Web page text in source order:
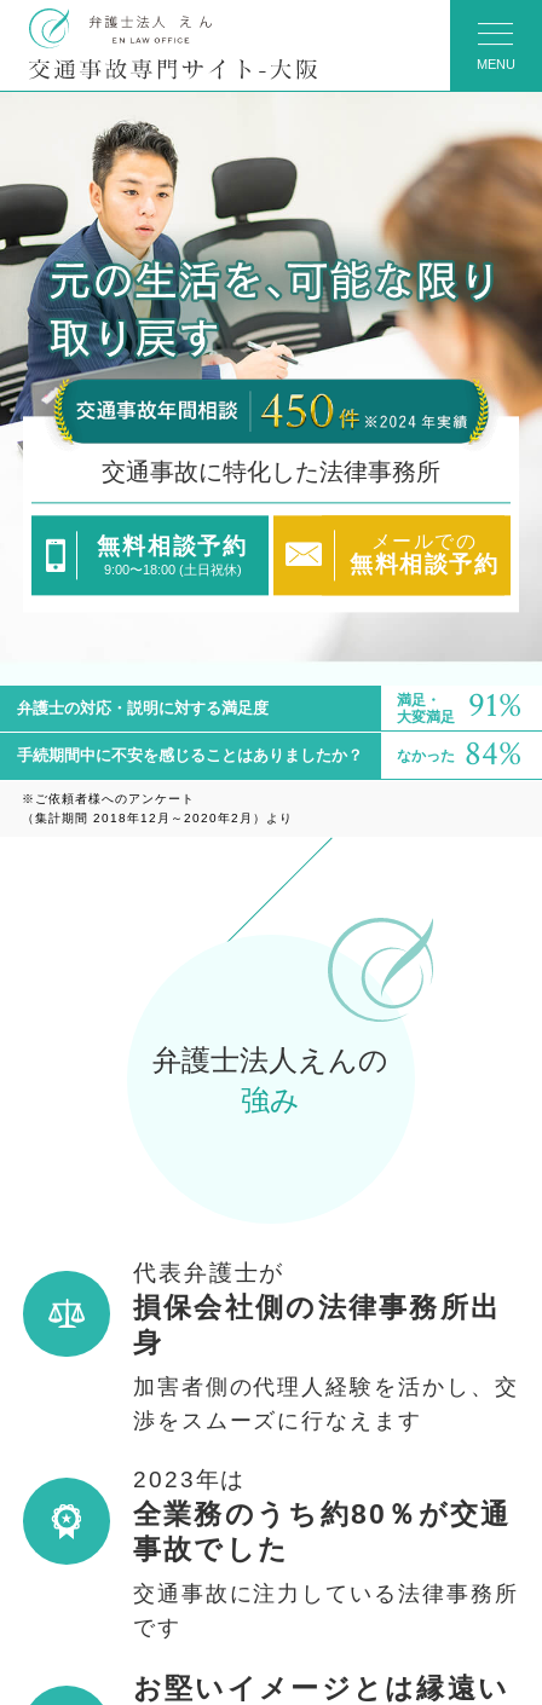
MENU
弁護士の対応・説明に対する満足度
満足・
大変満足
91%
手続期間中に不安を感じることはありましたか？ なかった 84%
※ご依頼者様へのアンケート
（集計期間 2018年12月～2020年2月）より
交通事故に特化した法律事務所
無料相談予約
9:00〜18:00 (土日祝休)
メールでの
無料相談予約
弁護士法人えんの
強み
代表弁護士が
損保会社側の法律事務所出
身
加害者側の代理人経験を活かし、交
渉をスムーズに行なえます
2023年は
全業務のうち約80％が交通
事故でした
交通事故に注力している法律事務所
です
お堅いイメージとは縁遠い